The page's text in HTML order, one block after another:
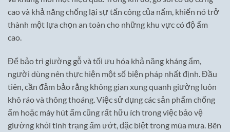
cao và khả năng chống lại sự tấn công của nấm, khiến nó trở
thành một lựa chọn an toàn cho những khu vực có độ ẩm
cao.
Để bảo trì giường gỗ và tối ưu hóa khả năng kháng ẩm,
người dùng nên thực hiện một số biện pháp nhất định. Đầu
tiên, cần đảm bảo rằng không gian xung quanh giường luôn
khô ráo và thông thoáng. Việc sử dụng các sản phẩm chống
ẩm hoặc máy hút ẩm cũng rất hữu ích trong việc bảo vệ
giường khỏi tình trạng ẩm ướt, đặc biệt trong mùa mưa. Bên